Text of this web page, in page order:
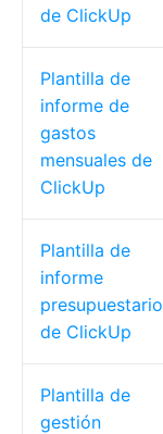
de ClickUp
Plantilla de
informe de
gastos
mensuales de
ClickUp
Plantilla de
informe
presupuestario
de ClickUp
Plantilla de
gestión